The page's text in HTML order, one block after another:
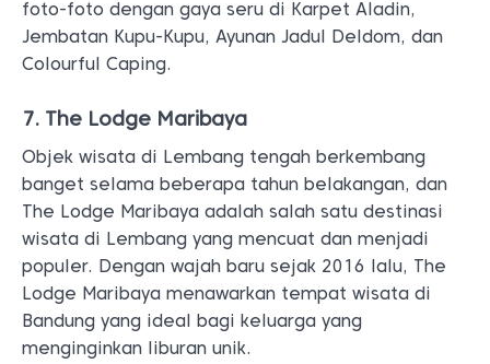
foto-foto dengan gaya seru di Karpet Aladin,
Jembatan Kupu-Kupu, Ayunan Jadul Deldom, dan
Colourful Caping.
7. The Lodge Maribaya
Objek wisata di Lembang tengah berkembang
banget selama beberapa tahun belakangan, dan
The Lodge Maribaya adalah salah satu destinasi
wisata di Lembang yang mencuat dan menjadi
populer. Dengan wajah baru sejak 2016 lalu, The
Lodge Maribaya menawarkan tempat wisata di
Bandung yang ideal bagi keluarga yang
menginginkan liburan unik.